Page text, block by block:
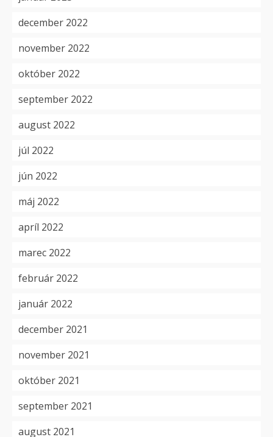
december 2022
november 2022
október 2022
september 2022
august 2022
júl 2022
jún 2022
máj 2022
apríl 2022
marec 2022
február 2022
január 2022
december 2021
november 2021
október 2021
september 2021
august 2021